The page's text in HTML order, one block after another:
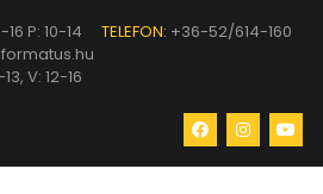
P: 10-14 TELEFON: +36-52/614-160
V: 12-16